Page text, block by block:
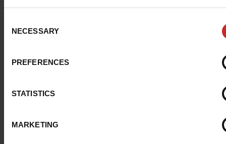
Selection
NECESSARY
PREFERENCES
STATISTICS
MARKETING